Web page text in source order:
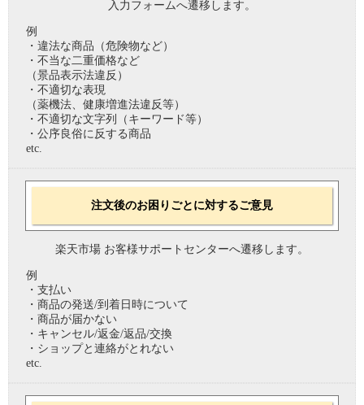
入力フォームへ遷移します。
例
・違法な商品（危険物など）
・不当な二重価格など
（景品表示法違反）
・不適切な表現
（薬機法、健康増進法違反等）
・不適切な文字列（キーワード等）
・公序良俗に反する商品
etc.
注文後のお困りごとに対するご意見
楽天市場 お客様サポートセンターへ遷移します。
例
・支払い
・商品の発送/到着日時について
・商品が届かない
・キャンセル/返金/返品/交換
・ショップと連絡がとれない
etc.